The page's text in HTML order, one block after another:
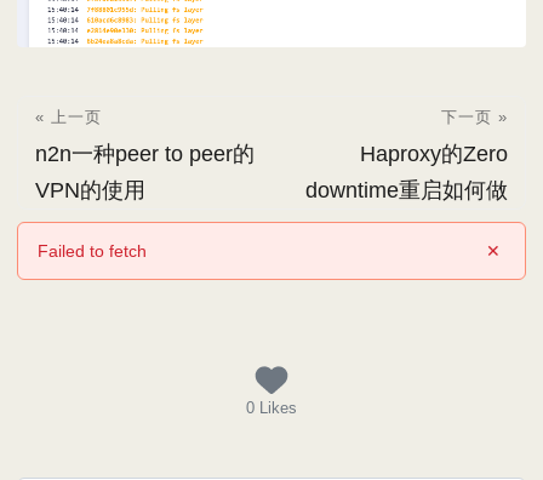
« 上一页
n2n一种peer to peer的
VPN的使用
下一页 »
Haproxy的Zero
downtime重启如何做